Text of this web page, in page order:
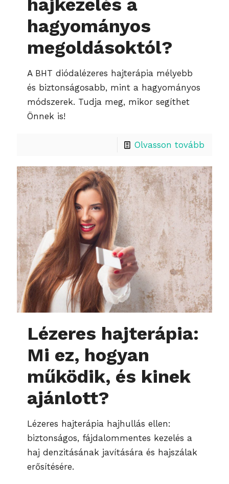
hajkezelés a
hagyományos
megoldásoktól?
A BHT diódalézeres hajterápia mélyebb
és biztonságosabb, mint a hagyományos
módszerek. Tudja meg, mikor segíthet
Önnek is!
Olvasson tovább
Lézeres hajterápia:
Mi ez, hogyan
működik, és kinek
ajánlott?
Lézeres hajterápia hajhullás ellen:
biztonságos, fájdalommentes kezelés a
haj denzitásának javítására és hajszálak
erősítésére.